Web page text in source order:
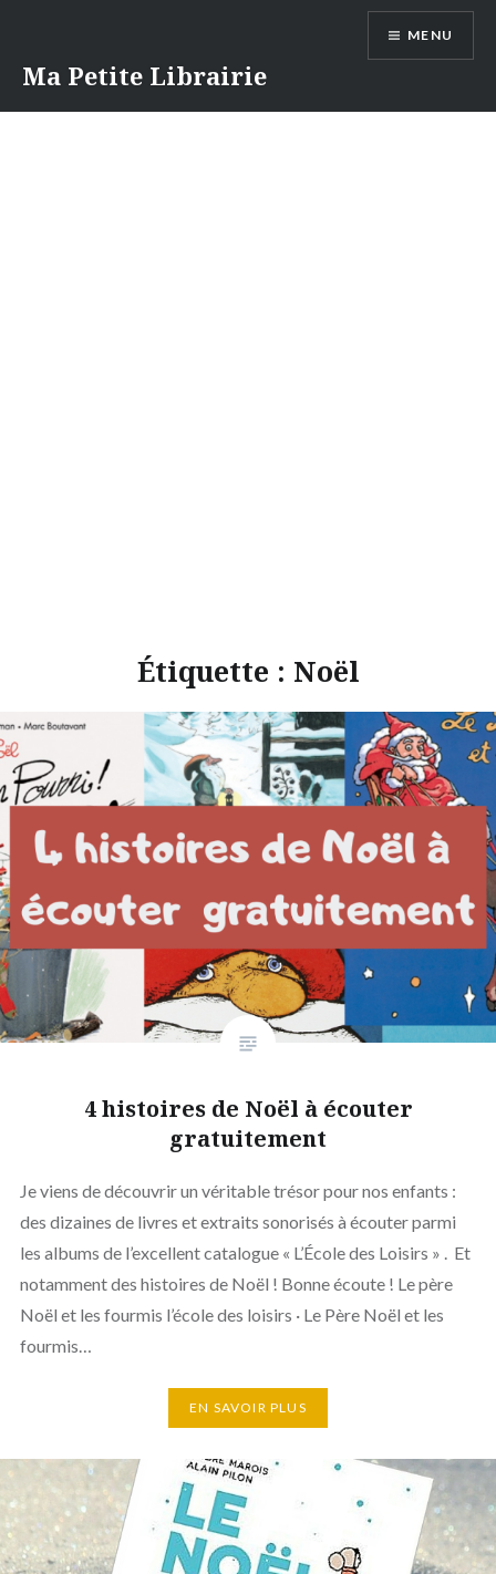
contenu
Ma Petite Librairie
MENU
Étiquette : Noël
4 histoires de Noël à écouter
gratuitement
Je viens de découvrir un véritable trésor pour nos enfants :
des dizaines de livres et extraits sonorisés à écouter parmi
les albums de l’excellent catalogue « L’École des Loisirs » . Et
notamment des histoires de Noël ! Bonne écoute ! Le père
Noël et les fourmis l’école des loisirs · Le Père Noël et les
fourmis…
EN SAVOIR PLUS